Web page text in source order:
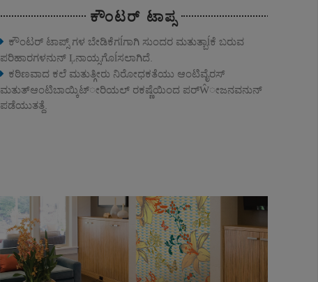
ಕೌಂಟರ್ ಟಾಪ್ಸ
ಕೌಂಟರ್ ಟಾಪ್ಸ್ ಗಳ ಬೇಡಿಕೆಗĺಗಾಗಿ ಸುಂದರ ಮತುತ್ಬಾĺಕೆ ಬರುವ
ಪರಿಹಾರಗಳನುನ್ Ļನಾಯ್ಸಗೊĺಸಲಾಗಿದೆ.
ಕಠಿಣವಾದ ಕಲೆ ಮತುತ್ಗೀರು ನಿರೋಧಕತೆಯು ಆಂಟಿವೈರಸ್
ಮತುತ್ಆಂಟಿಬಾಯ್ಕಿಟ್ೕರಿಯಲ್ ರಕಷ್ಣೆಯಿಂದ ಪರ್Ŵೕಜನವನುನ್
ಪಡೆಯುತತ್ದೆ.